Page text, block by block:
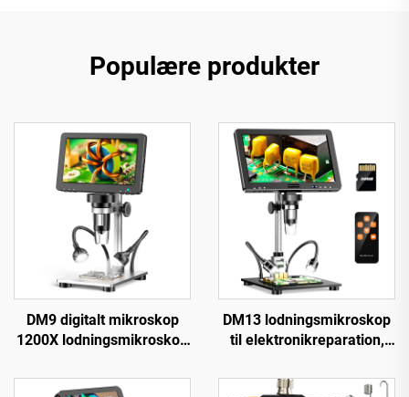
Populære produkter
DM9 digitalt mikroskop
1200X lodningsmikroskop
kredsreparation
DM13 lodningsmikroskop
til elektronikreparation,
LED'er